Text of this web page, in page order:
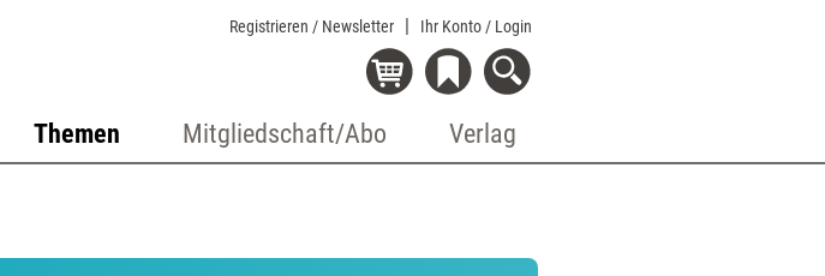
Registrieren / Newsletter Ihr Konto / Login
Themen Mitgliedschaft/Abo Verlag